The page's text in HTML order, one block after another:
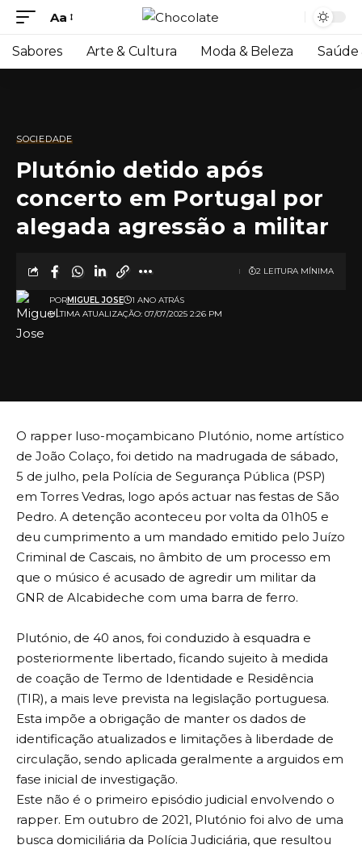
Aa
Sabores Arte & Cultura Moda & Beleza Saúde
SOCIEDADE
Plutónio detido após
concerto em Portugal por
alegada agressão a militar
ULTIMA ATUALIZAÇÃO: 07/07/2025 2:26 PM
PORMIGUEL JOSE 1 ANO ATRÁS
2 LEITURA MÍNIMA
O rapper luso-moçambicano Plutónio, nome artístico
de João Colaço, foi detido na madrugada de sábado,
5 de julho, pela Polícia de Segurança Pública (PSP)
em Torres Vedras, logo após actuar nas festas de São
Pedro. A detenção aconteceu por volta da 01h05 e
deu cumprimento a um mandado emitido pelo Juízo
Criminal de Cascais, no âmbito de um processo em
que o músico é acusado de agredir um militar da
GNR de Alcabideche com uma barra de ferro.
Plutónio, de 40 anos, foi conduzido à esquadra e
posteriormente libertado, ficando sujeito à medida
de coação de Termo de Identidade e Residência
(TIR), a mais leve prevista na legislação portuguesa.
Esta impõe a obrigação de manter os dados de
identificação atualizados e limitações à liberdade de
circulação, sendo aplicada geralmente a arguidos em
fase inicial de investigação.
Este não é o primeiro episódio judicial envolvendo o
rapper. Em outubro de 2021, Plutónio foi alvo de uma
busca domiciliária da Polícia Judiciária, que resultou